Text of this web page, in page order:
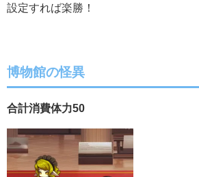
設定すれば楽勝！
博物館の怪異
合計消費体力50